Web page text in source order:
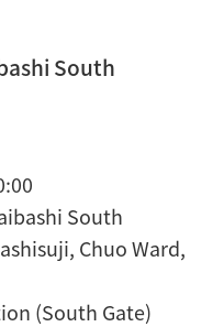
South
South
Chuo Ward,
(South Gate)